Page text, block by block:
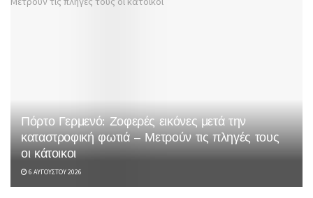
Πόρτο Γερμενό: Ζοφερές εικόνες μετά την
καταστροφική φωτιά – Μετρούν τις πληγές τους
οι κάτοικοι
6 ΑΥΓΟΎΣΤΟΥ 2026